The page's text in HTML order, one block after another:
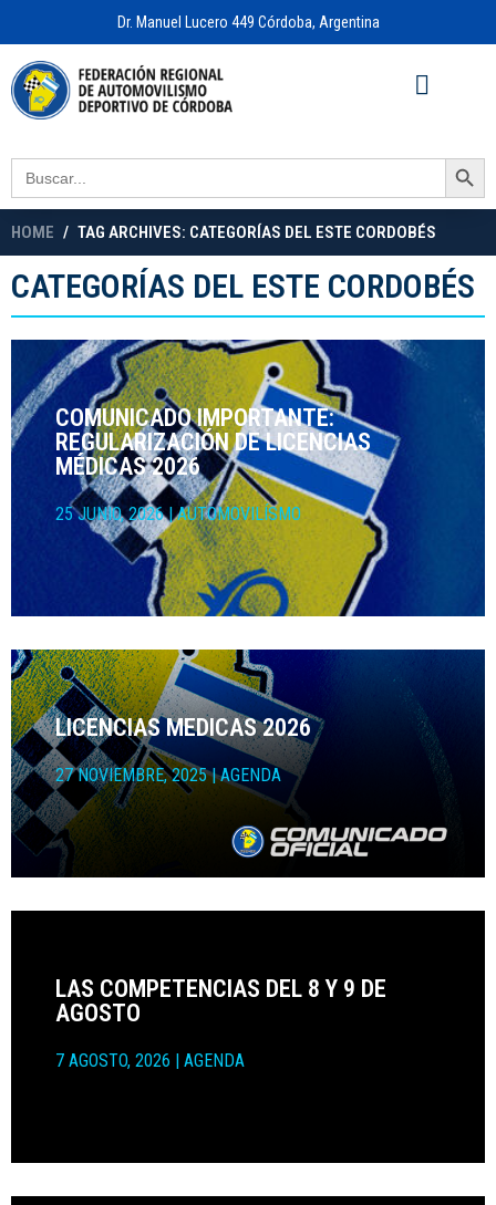
Dr. Manuel Lucero 449 Córdoba, Argentina
Search
for:
Search Button
HOME TAG ARCHIVES: CATEGORÍAS DEL ESTE CORDOBÉS
CATEGORÍAS DEL ESTE CORDOBÉS
COMUNICADO IMPORTANTE:
REGULARIZACIÓN DE LICENCIAS
MÉDICAS 2026
25 JUNIO, 2026 | AUTOMOVILÍSMO
LICENCIAS MEDICAS 2026
27 NOVIEMBRE, 2025 | AGENDA
LAS COMPETENCIAS DEL 8 Y 9 DE
AGOSTO
7 AGOSTO, 2026 AGENDA